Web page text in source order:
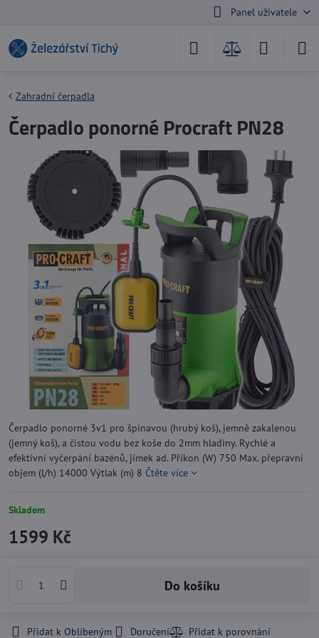
Panel uživatele
Zahradní čerpadla
Čerpadlo ponorné Procraft PN28
Čerpadlo ponorné 3v1 pro špinavou (hrubý koš), jemně zakalenou
(jemný koš), a čistou vodu bez koše do 2mm hladiny. Rychlé a
efektivní vyčerpání bazénů, jímek ad. Příkon (W) 750 Max. přepravní
objem (l/h) 14000 Výtlak (m) 8 Čtěte více
Skladem
1599 Kč
Do košíku
Přidat k Oblíbeným
Doručení